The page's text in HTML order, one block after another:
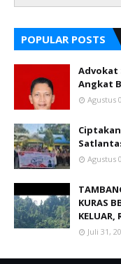
POPULAR POSTS
Advokat
Angkat
Agustus
Agustus
KURAS
KELUAR,
Juli 31,